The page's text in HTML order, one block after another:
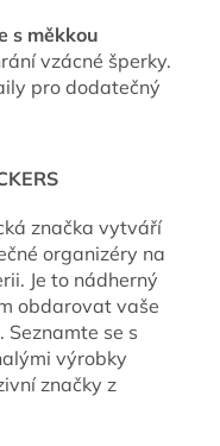
s měkkou
vzácné šperky.
pro dodatečný
značka vytváří
organizéry na
Je to nádherný
obdarovat vaše
Seznamte se s
výrobky
značky z